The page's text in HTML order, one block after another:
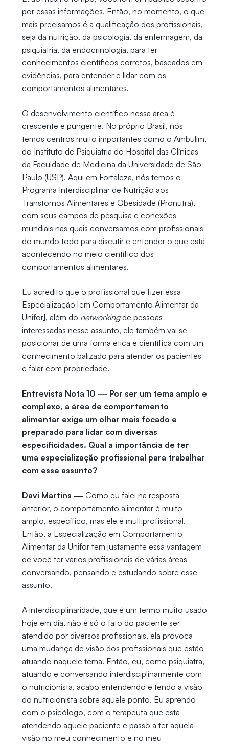
por essas informações. Então, no momento, o que
mais precisamos é a qualificação dos profissionais,
seja da nutrição, da psicologia, da enfermagem, da
psiquiatria, da endocrinologia, para ter
conhecimentos científicos corretos, baseados em
evidências, para entender e lidar com os
comportamentos alimentares.
O desenvolvimento científico nessa área é
crescente e pungente. No próprio Brasil, nós
temos centros muito importantes como o Ambulim,
do Instituto de Psiquiatria do Hospital das Clínicas
da Faculdade de Medicina da Universidade de São
Paulo (USP). Aqui em Fortaleza, nós temos o
Programa Interdisciplinar de Nutrição aos
Transtornos Alimentares e Obesidade (Pronutra),
com seus campos de pesquisa e conexões
mundiais nas quais conversamos com profissionais
do mundo todo para discutir e entender o que está
acontecendo no meio científico dos
comportamentos alimentares.
Eu acredito que o profissional que fizer essa
Especialização [em Comportamento Alimentar da
Unifor], além do networkingde pessoas
interessadas nesse assunto, ele também vai se
posicionar de uma forma ética e científica com um
conhecimento balizado para atender os pacientes
e falar com propriedade.
Entrevista Nota 10 — Por ser um tema amplo e
complexo, a área de comportamento
alimentar exige um olhar mais focado e
preparado para lidar com diversas
especificidades. Qual a importância de ter
uma especialização profissional para trabalhar
com esse assunto?
Davi Martins — Como eu falei na resposta
anterior, o comportamento alimentar é muito
amplo, específico, mas ele é multiprofissional.
Então, a Especialização em Comportamento
Alimentar da Unifor tem justamente essa vantagem
de você ter vários profissionais de várias áreas
conversando, pensando e estudando sobre esse
assunto.
A interdisciplinaridade, que é um termo muito usado
hoje em dia, não é só o fato do paciente ser
atendido por diversos profissionais, ela provoca
uma mudança de visão dos profissionais que estão
atuando naquele tema. Então, eu, como psiquiatra,
atuando e conversando interdisciplinarmente com
o nutricionista, acabo entendendo e tendo a visão
do nutricionista sobre aquele ponto. Eu aprendo
com o psicólogo, com o terapeuta que está
atendendo aquele paciente e passo a ter aquela
visão no meu conhecimento e no meu